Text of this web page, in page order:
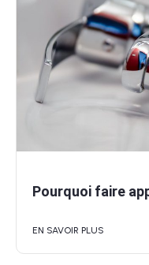
Pourquoi faire
EN SAVOIR PLUS